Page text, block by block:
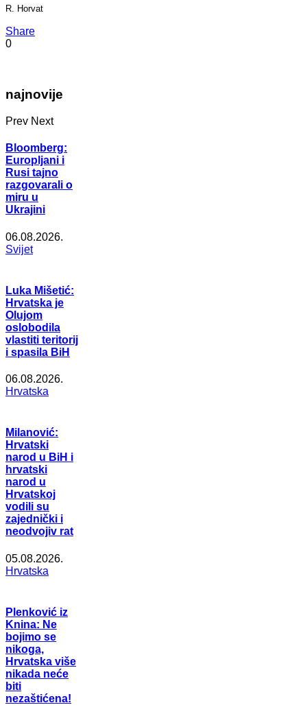
R. Horvat
Share
0
najnovije
Prev Next
Bloomberg:
Europljani i
Rusi tajno
razgovarali o
miru u
Ukrajini
06.08.2026.
Svijet
Luka Mišetić:
Hrvatska je
Olujom
oslobodila
vlastiti teritorij
i spasila BiH
06.08.2026.
Hrvatska
Milanović:
Hrvatski
narod u BiH i
hrvatski
narod u
Hrvatskoj
vodili su
zajednički i
neodvojiv rat
05.08.2026.
Hrvatska
Plenković iz
Knina: Ne
bojimo se
nikoga,
Hrvatska više
nikada neće
biti
nezaštićena!